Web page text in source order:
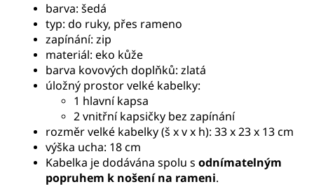
barva: šedá
typ: do ruky, přes rameno
zapínání: zip
materiál: eko kůže
barva kovových doplňků: zlatá
úložný prostor velké kabelky:
1 hlavní kapsa
2 vnitřní kapsičky bez zapínání
rozměr velké kabelky (š x v x h): 33 x 23 x 13 cm
výška ucha: 18 cm
Kabelka je dodávána spolu s odnímatelným
popruhem k nošení na rameni.